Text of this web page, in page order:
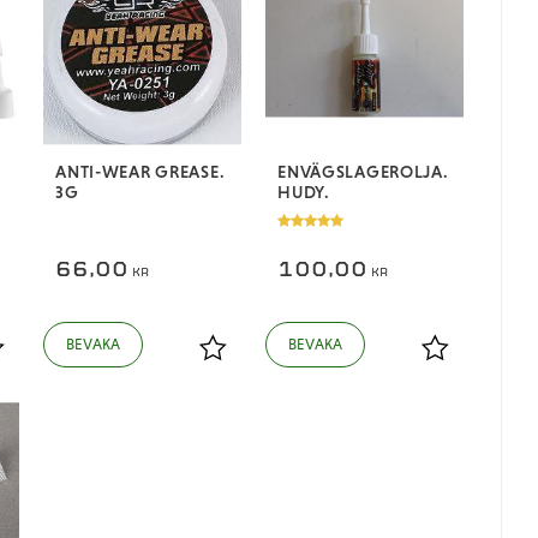
till i favoriter
ANTI-WEAR GREASE.
3G
66,00 KR
Lägg till i favoriter
ENVÄGSLAGEROLJA.
HUDY.
100,00 KR
Lägg till i